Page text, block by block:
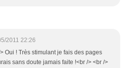
2011 22:26
Oui ! Très stimulant je fais des pages
sans doute jamais faite !<br /> <br />